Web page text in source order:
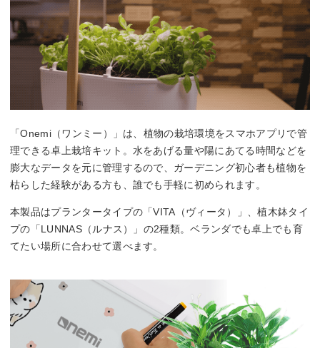
「Onemi（ワンミー）」は、植物の栽培環境をスマホアプリで管
理できる卓上栽培キット。水をあげる量や陽にあてる時間などを
膨大なデータを元に管理するので、ガーデニング初心者も植物を
枯らした経験がある方も、誰でも手軽に初められます。
本製品はプランタータイプの「VITA（ヴィータ）」、植木鉢タイ
プの「LUNNAS（ルナス）」の2種類。ベランダでも卓上でも育
てたい場所に合わせて選べます。